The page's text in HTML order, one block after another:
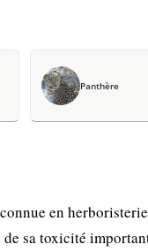
Panthère
en
sa toxicité